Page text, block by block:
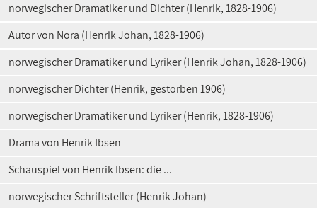
norwegischer Dramatiker und Dichter (Henrik, 1828-1906)
Autor von Nora (Henrik Johan, 1828-1906)
norwegischer Dramatiker und Lyriker (Henrik Johan, 1828-1906)
norwegischer Dichter (Henrik, gestorben 1906)
norwegischer Dramatiker und Lyriker (Henrik, 1828-1906)
Drama von Henrik Ibsen
Schauspiel von Henrik Ibsen: die ...
norwegischer Schriftsteller (Henrik Johan)